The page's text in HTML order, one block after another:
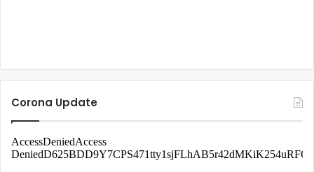
Corona Update